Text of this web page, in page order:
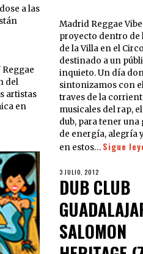
Madrid Reggae
proyecto dentro de
de la Villa en el
destinado a un
inquieto. Un día
sintonizamos con
traves de la
musicales del rap,
dub, para tener una
de energía, alegría
en estos… Sigue
a las
Reggae
del
artistas
en
3 JULIO, 2012
DUB CLUB
SALOMON